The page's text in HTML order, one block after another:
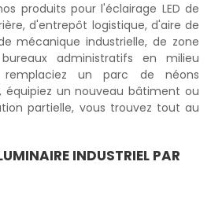
produits pour l'éclairage LED de
d'entrepôt logistique, d'aire de
mécanique industrielle, de zone
administratifs en milieu
remplaciez un parc de néons
équipiez un nouveau bâtiment ou
partielle, vous trouvez tout au
INDUSTRIEL PAR